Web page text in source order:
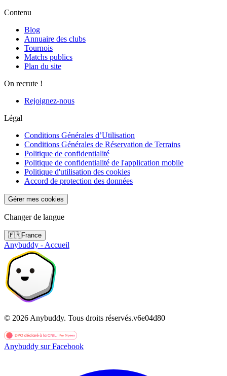
Contenu
Blog
Annuaire des clubs
Tournois
Matchs publics
Plan du site
On recrute !
Rejoignez-nous
Légal
Conditions Générales d’Utilisation
Conditions Générales de Réservation de Terrains
Politique de confidentialité
Politique de confidentialité de l'application mobile
Politique d'utilisation des cookies
Accord de protection des données
Gérer mes cookies
Changer de langue
🇫🇷France
Anybuddy - Accueil
© 2026 Anybuddy. Tous droits réservés.v6e04d80
Anybuddy sur Facebook